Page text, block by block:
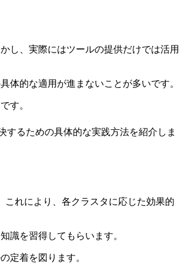
し、実際にはツールの提供だけでは活用
的な適用が進まないことが多いです。
す。
するための具体的な実践方法を紹介しま
れにより、各クラスタに応じた効果的
識を習得してもらいます。
定着を図ります。